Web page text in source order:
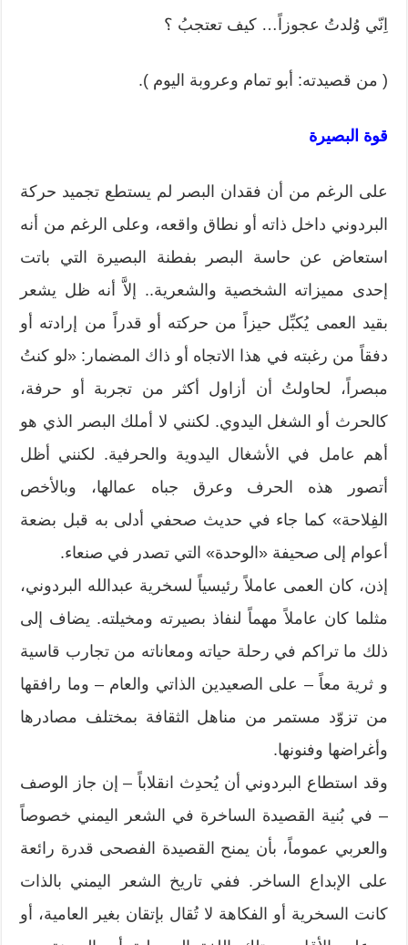
اِنّي وُلدتُ عجوزاً… كيف تعتجبُ ؟
( من قصيدته: أبو تمام وعروبة اليوم ).
قوة البصيرة
على الرغم من أن فقدان البصر لم يستطع تجميد حركة
البردوني داخل ذاته أو نطاق واقعه، وعلى الرغم من أنه
استعاض عن حاسة البصر بفطنة البصيرة التي باتت
إحدى مميزاته الشخصية والشعرية.. إلاَّ أنه ظل يشعر
بقيد العمى يُكبِّل حيزاً من حركته أو قدراً من إرادته أو
دفقاً من رغبته في هذا الاتجاه أو ذاك المضمار: «لو كنتُ
مبصراً، لحاولتُ أن أزاول أكثر من تجربة أو حرفة،
كالحرث أو الشغل اليدوي. لكنني لا أملك البصر الذي هو
أهم عامل في الأشغال اليدوية والحرفية. لكنني أظل
أتصور هذه الحرف وعرق جباه عمالها، وبالأخص
الفِلاحة» كما جاء في حديث صحفي أدلى به قبل بضعة
أعوام إلى صحيفة «الوحدة» التي تصدر في صنعاء.
إذن، كان العمى عاملاً رئيسياً لسخرية عبدالله البردوني،
مثلما كان عاملاً مهماً لنفاذ بصيرته ومخيلته. يضاف إلى
ذلك ما تراكم في رحلة حياته ومعاناته من تجارب قاسية
و ثرية معاً – على الصعيدين الذاتي والعام – وما رافقها
من تزوّد مستمر من مناهل الثقافة بمختلف مصادرها
وأغراضها وفنونها.
وقد استطاع البردوني أن يُحدِث انقلاباً – إن جاز الوصف
– في بُنية القصيدة الساخرة في الشعر اليمني خصوصاً
والعربي عموماً، بأن يمنح القصيدة الفصحى قدرة رائعة
على الإبداع الساخر. ففي تاريخ الشعر اليمني بالذات
كانت السخرية أو الفكاهة لا تُقال بإتقان بغير العامية، أو